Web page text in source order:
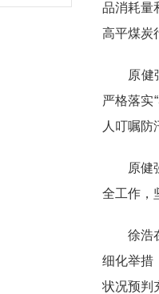
品消耗量
高平煤炭
原健强
严格落实
人叮嘱
原健强
全工作，
徐浩在
细化举措
状况预判